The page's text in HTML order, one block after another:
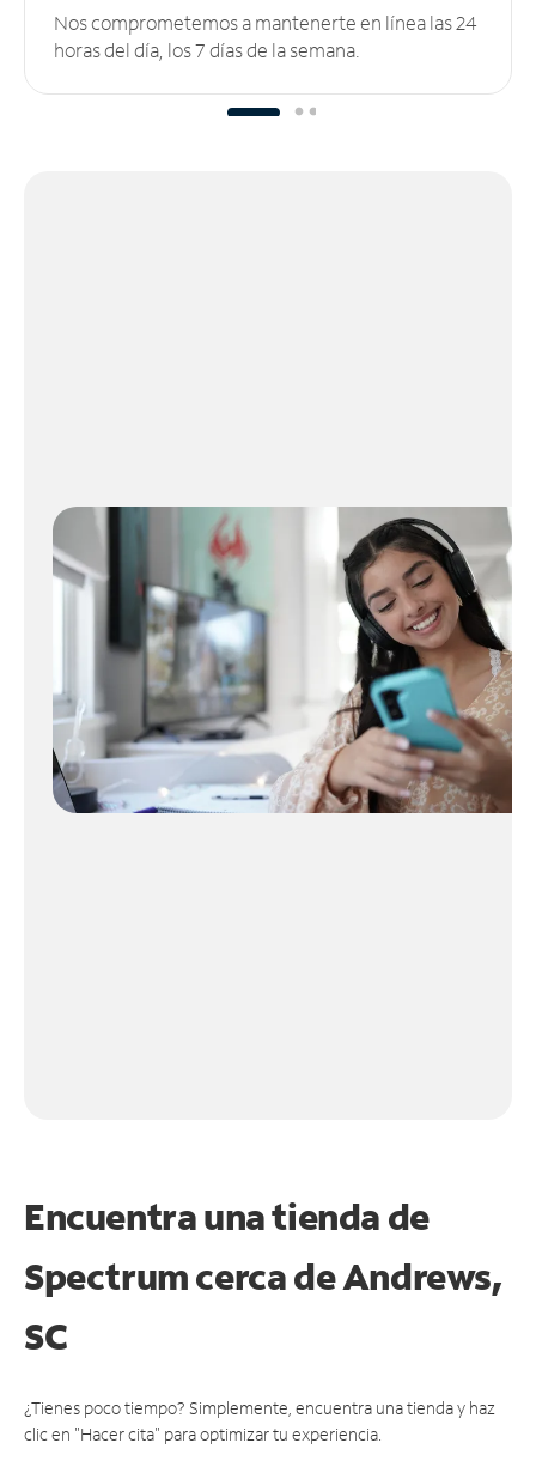
Nos comprometemos a mantenerte en línea las 24
horas del día, los 7 días de la semana.
Encuentra una tienda de
Spectrumcerca de Andrews,
SC
¿Tienes poco tiempo? Simplemente, encuentra una tienda y haz
clic en "Hacer cita" para optimizar tu experiencia.